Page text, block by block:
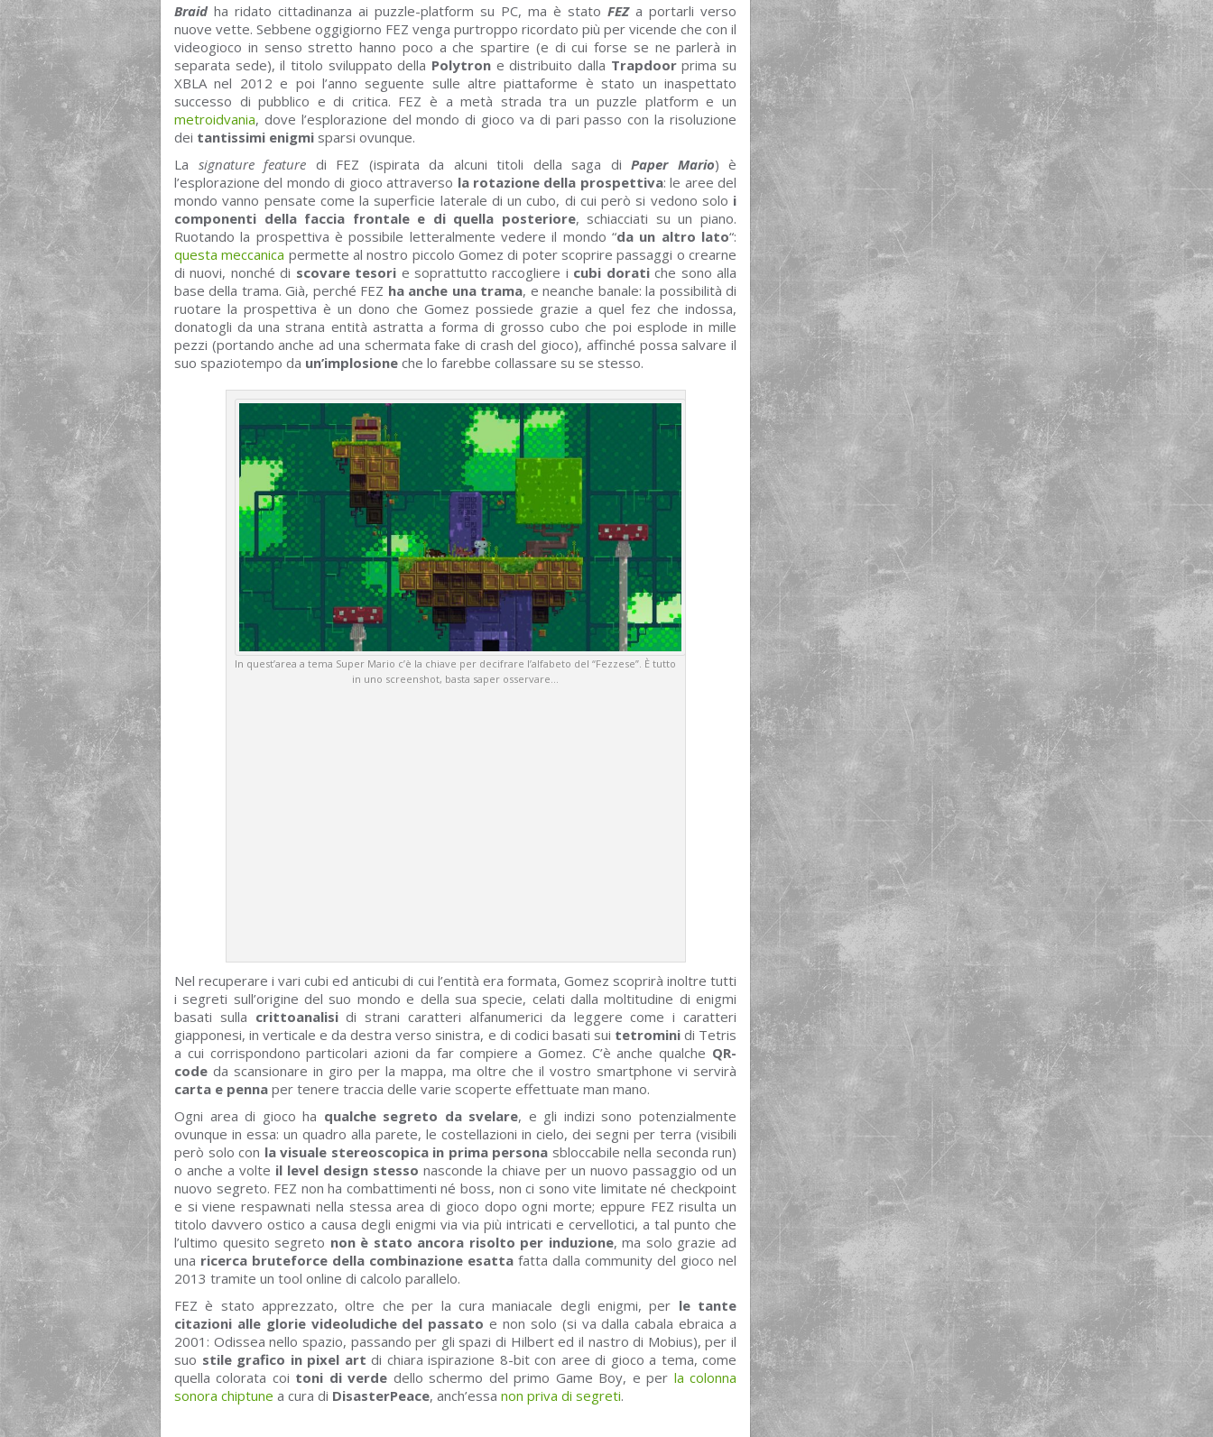
Braid ha ridato cittadinanza ai puzzle-platform su PC, ma è stato FEZ a portarli verso
nuove vette. Sebbene oggigiorno FEZ venga purtroppo ricordato più per vicende che con il
videogioco in senso stretto hanno poco a che spartire (e di cui forse se ne parlerà in
separata sede), il titolo sviluppato della Polytron e distribuito dalla Trapdoorprima su
XBLA nel 2012 e poi l’anno seguente sulle altre piattaforme è stato un inaspettato
successo di pubblico e di critica. FEZ è a metà strada tra un puzzle platform e un
metroidvania, dove l’esplorazione del mondo di gioco va di pari passo con la risoluzione
dei tantissimi enigmi sparsi ovunque.
La signature feature di FEZ (ispirata da alcuni titoli della saga di Paper Mario) è
l’esplorazione del mondo di gioco attraverso la rotazione della prospettiva: le aree del
mondo vanno pensate come la superficie laterale di un cubo, di cui però si vedono solo i
componenti della faccia frontale e di quella posteriore, schiacciati su un piano.
Ruotando la prospettiva è possibile letteralmente vedere il mondo “da un altro lato“:
questa meccanica permette al nostro piccolo Gomez di poter scoprire passaggi o crearne
di nuovi, nonché di scovare tesori e soprattutto raccogliere i cubi doratiche sono alla
base della trama. Già, perché FEZ ha anche una trama, e neanche banale: la possibilità di
ruotare la prospettiva è un dono che Gomez possiede grazie a quel fez che indossa,
donatogli da una strana entità astratta a forma di grosso cubo che poi esplode in mille
pezzi (portando anche ad una schermata fake di crash del gioco), affinché possa salvare il
suo spaziotempo da un’implosione che lo farebbe collassare su se stesso.
In quest’area a tema Super Mario c’è la chiave per decifrare l’alfabeto del “Fezzese”. È tutto
in uno screenshot, basta saper osservare…
Nel recuperare i vari cubi ed anticubi di cui l’entità era formata, Gomez scoprirà inoltre tutti
i segreti sull’origine del suo mondo e della sua specie, celati dalla moltitudine di enigmi
basati sulla crittoanalisidi strani caratteri alfanumerici da leggere come i caratteri
giapponesi, in verticale e da destra verso sinistra, e di codici basati sui tetrominidi Tetris
a cui corrispondono particolari azioni da far compiere a Gomez. C’è anche qualche QR-
code da scansionare in giro per la mappa, ma oltre che il vostro smartphone vi servirà
carta e penna per tenere traccia delle varie scoperte effettuate man mano.
Ogni area di gioco ha qualche segreto da svelare, e gli indizi sono potenzialmente
ovunque in essa: un quadro alla parete, le costellazioni in cielo, dei segni per terra (visibili
però solo con la visuale stereoscopica in prima persona sbloccabile nella seconda run)
o anche a volte il level design stesso nasconde la chiave per un nuovo passaggio od un
nuovo segreto. FEZ non ha combattimenti né boss, non ci sono vite limitate né checkpoint
e si viene respawnati nella stessa area di gioco dopo ogni morte; eppure FEZ risulta un
titolo davvero ostico a causa degli enigmi via via più intricati e cervellotici, a tal punto che
l’ultimo quesito segreto non è stato ancora risolto per induzione, ma solo grazie ad
una ricerca bruteforce della combinazione esatta fatta dalla community del gioco nel
2013 tramite un tool online di calcolo parallelo.
FEZ è stato apprezzato, oltre che per la cura maniacale degli enigmi, per le tante
citazioni alle glorie videoludiche del passato e non solo (si va dalla cabala ebraica a
2001: Odissea nello spazio, passando per gli spazi di Hilbert ed il nastro di Mobius), per il
suo stile grafico in pixel art di chiara ispirazione 8-bit con aree di gioco a tema, come
quella colorata coi toni di verde dello schermo del primo Game Boy, e per la colonna
sonora chiptune a cura di DisasterPeace, anch’essa non priva di segreti.